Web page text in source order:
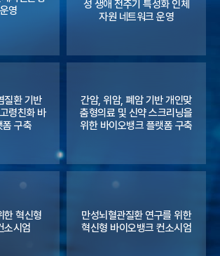
영
성 생애 전주기 특성화 인체
자원 네트워크 운영
질환 기반
령친화 바
폼 구축
간암, 위암, 폐암 기반 개인맞
춤형의료 및 신약 스크리닝을
위한 바이오뱅크 플랫폼 구축
한 혁신형
소시엄
만성뇌혈관질환 연구를 위한
혁신형 바이오뱅크 컨소시엄